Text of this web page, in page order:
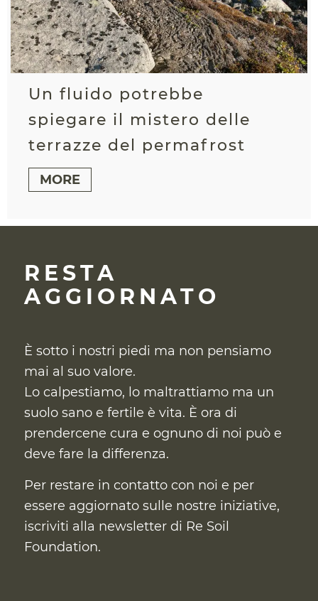
Un fluido potrebbe
spiegare il mistero delle
terrazze del permafrost
MORE
RESTA
AGGIORNATO
È sotto i nostri piedi ma non pensiamo
mai al suo valore.
Lo calpestiamo, lo maltrattiamo ma un
suolo sano e fertile è vita. È ora di
prendercene cura e ognuno di noi può e
deve fare la differenza.
Per restare in contatto con noi e per
essere aggiornato sulle nostre iniziative,
iscriviti alla newsletter di Re Soil
Foundation.